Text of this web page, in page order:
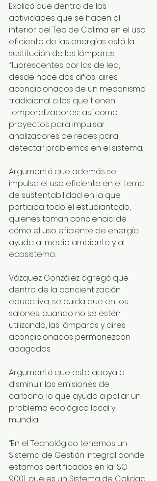
Explicó que dentro de las
actividades que se hacen al
interior del Tec de Colima en el uso
eficiente de las energías está la
sustitución de las lámparas
fluorescentes por las de led,
desde hace dos años; aires
acondicionados de un mecanismo
tradicional a los que tienen
temporalizadores; así como
proyectos para impulsar
analizadores de redes para
detectar problemas en el sistema.
Argumentó que además se
impulsa el uso eficiente en el tema
de sustentabilidad en la que
participa todo el estudiantado,
quienes toman conciencia de
cómo el uso eficiente de energía
ayuda al medio ambiente y al
ecosistema.
Vázquez González agregó que
dentro de la concientización
educativa, se cuida que en los
salones, cuando no se estén
utilizando, las lámparas y aires
acondicionados permanezcan
apagados.
Argumentó que esto apoya a
disminuir las emisiones de
carbono, lo que ayuda a paliar un
problema ecológico local y
mundial.
“En el Tecnológico tenemos un
Sistema de Gestión Integral donde
estamos certificados en la ISO